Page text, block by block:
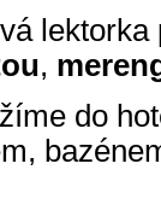
lektorka
,
do